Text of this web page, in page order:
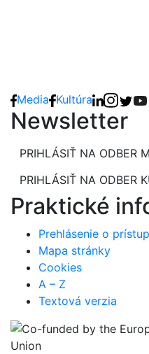
Media Kultúra
Newsletter
PRIHLÁSIŤ NA ODBER
PRIHLÁSIŤ NA ODBER
Praktické
Prehlásenie o
Mapa stránky
Cookies
A – Z
Textová verzia